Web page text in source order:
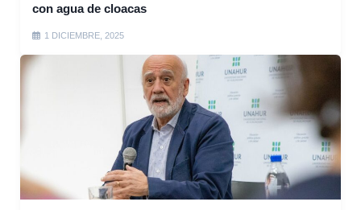
con agua de cloacas
1 DICIEMBRE, 2025